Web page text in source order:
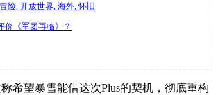
险, 开放世界, 海外, 怀旧
价《军团再临》？
希望暴雪能借这次Plus的契机，彻底重构